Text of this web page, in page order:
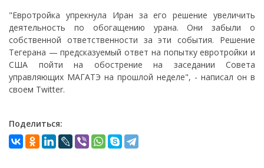
"Евротройка упрекнула Иран за его решение увеличить
деятельность по обогащению урана. Они забыли о
собственной ответственности за эти события. Решение
Тегерана — предсказуемый ответ на попытку евротройки и
США пойти на обострение на заседании Совета
управляющих МАГАТЭ на прошлой неделе", - написал он в
своем Twitter.
Поделиться: